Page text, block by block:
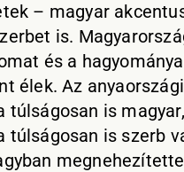
– magyar
is.
és a
élek. Az
túlságosan is
túlságosan is szerb